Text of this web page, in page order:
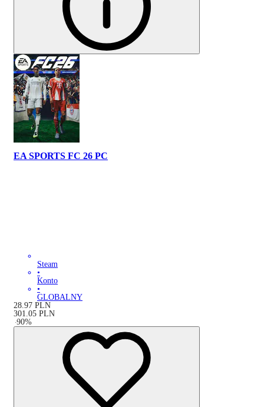
EA SPORTS FC 26 PC
Steam
•
Konto
•
GLOBALNY
28.97 PLN
301.05 PLN
-90%